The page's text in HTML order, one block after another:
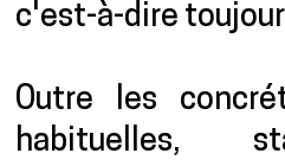
c'est-à-dire
Outre les
habituelles,